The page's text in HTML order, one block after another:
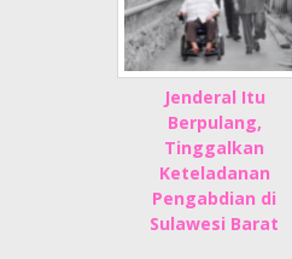
Jenderal Itu
Berpulang,
Tinggalkan
Keteladanan
Pengabdian di
Sulawesi Barat